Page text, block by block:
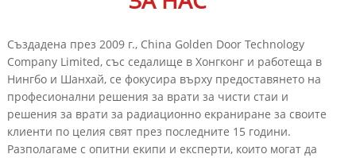
Създадена през 2009 г., China Golden Door Technology
Company Limited, със седалище в Хонгконг и работеща в
Нингбо и Шанхай, се фокусира върху предоставянето на
професионални решения за врати за чисти стаи и
решения за врати за радиационно екраниране за своите
клиенти по целия свят през последните 15 години.
Разполагаме с опитни екипи и експерти, които могат да